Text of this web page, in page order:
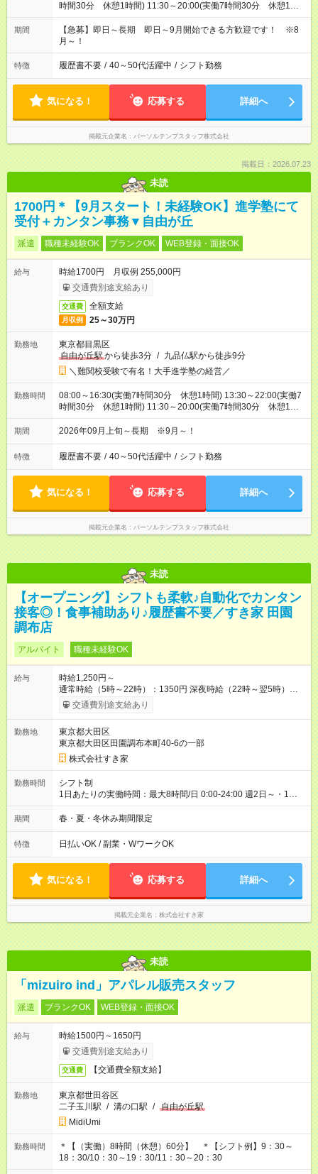
時間30分 休憩1時間) 11:30～20:00(実働7時間30分 休憩1時
間) ※土日祝⇒8：00～20：00の間でシフト/平日⇒13：00～のシ
フトです！
期間
【急募】即日～長期 即日～9月開始できる方歓迎です！ ※8
月～！
特徴 履歴書不要 / 40～50代活躍中 / シフト勤務
気になる！ 応募する 詳細へ
掲載元企業名 パーソルテンプスタッフ株式会社
掲載日：2026.07.23
未読
1700円＊【9月スタート！未経験OK】進学塾にて
受付＋カンタン事務▼自由が丘
派遣 職種未経験OK ブランクOK WEB登録・面接OK
給与
時給1700円 月収例 255,000円
交通費別途支給あり
交通費 全額支給
月収例 25～30万円
勤務地
東京都目黒区
自由が丘駅から徒歩3分 / 九品仏駅から徒歩9分
＼難関校受験で有名！大手進学塾の経営／
勤務時間
08:00～16:30(実働7時間30分 休憩1時間) 13:30～22:00(実働7
時間30分 休憩1時間) 11:30～20:00(実働7時間30分 休憩1時
間) ※土日祝⇒8：00～20：00の間でシフト/平日⇒13：00～のシ
フトです！
期間 2026年09月上旬～長期 ※9月～！
特徴 履歴書不要 / 40～50代活躍中 / シフト勤務
気になる！ 応募する 詳細へ
掲載元企業名 パーソルテンプスタッフ株式会社
未読
【オープニング】シフトも柔軟♪自動化でカンタン
接客◎！食事補助あり♪履歴書不要／すき家 田園
調布店
アルバイト 職種未経験OK
給与
時給1,250円～
通常時給（5時～22時）：1350円 深夜時給（22時～翌5時）：
1688円 高校生時給：1250円 【オープン手当】時給＋150円 └
オープン手当て込み通常時給（5時～22時）：1500円 └オー
ン手当て込み高校生時給：1400円 【オープン手当期間】
2026/09/01~2026/10/31 【特別手当】早朝手当（5：00-9：
00）時給+150円 【試用期間】試用期間あり 試用期間の長さ：1
ヶ月 雇用形態、給与は本採用時と同じです。 試用期間の実態は
30日（※条件変更なし）ですが、切り上げで一ヶ月とさせてい
ただきます。 研修制度あり：15時間(研修中も同時給）
交通費別途支給あり
勤務地
東京都大田区
東京都大田区田園調布本町40-6の一部
株式会社すき家
勤務時間
シフト制
1日あたりの実働時間：最大8時間/日 0:00-24:00 週2日～・1日
2h～OK ＜シフト例＞ 〇朝帯 5:00-9:00 〇昼帯 9:00-14:00 〇午
後帯 14:00-18:00 〇夜帯 18:00-22:00 〇深夜帯 22:00-翌5:00 基
ます♪
期間 春・夏・冬休み期間限定
特徴 日払いOK / 副業・WワークOK
気になる！ 応募する 詳細へ
掲載元企業名 株式会社すき家
未読
「mizuiro ind」アパレル販売スタッフ
派遣 ブランクOK WEB登録・面接OK
給与
時給1500円～1650円
交通費別途支給あり
交通費 【交通費全額支給】
勤務地
東京都世田谷区
二子玉川駅 / 溝の口駅 / 自由が丘駅
MidiUmi
勤務時間
＊【（実働）8時間（休憩）60分】 ＊【シフト例】9：30～
18：30/10：30～19：30/11：30～20：30